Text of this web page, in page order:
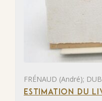
FRÉNAUD (André);
ESTIMATION DU